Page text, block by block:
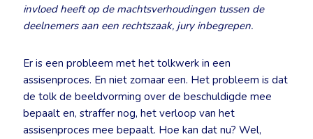
invloed heeft op de machtsverhoudingen tussen de
deelnemers aan een rechtszaak, jury inbegrepen.
Er is een probleem met het tolkwerk in een
assisenproces. En niet zomaar een. Het probleem is dat
de tolk de beeldvorming over de beschuldigde mee
bepaalt en, straffer nog, het verloop van het
assisenproces mee bepaalt. Hoe kan dat nu? Wel,